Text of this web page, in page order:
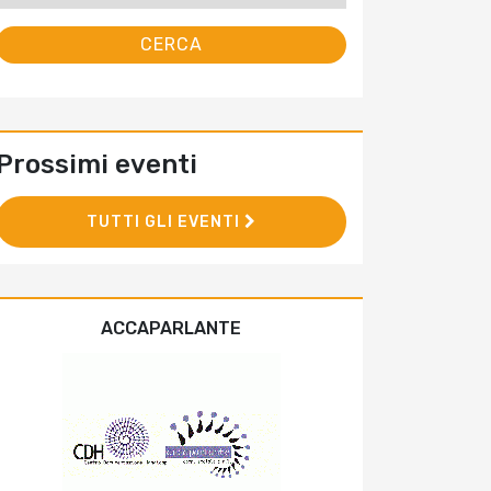
eventi
TUTTI GLI EVENTI
ACCAPARLANTE